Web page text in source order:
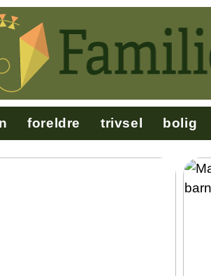
foreldre trivsel bolig